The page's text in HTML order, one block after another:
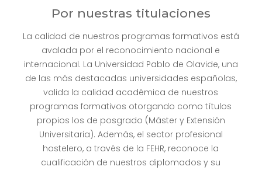
Por nuestras titulaciones
La calidad de nuestros programas formativos está
avalada por el reconocimiento nacional e
internacional. La Universidad Pablo de Olavide, una
de las más destacadas universidades españolas,
valida la calidad académica de nuestros
programas formativos otorgando como títulos
propios los de posgrado (Máster y Extensión
Universitaria). Además, el sector profesional
hostelero, a través de la FEHR, reconoce la
cualificación de nuestros diplomados y su